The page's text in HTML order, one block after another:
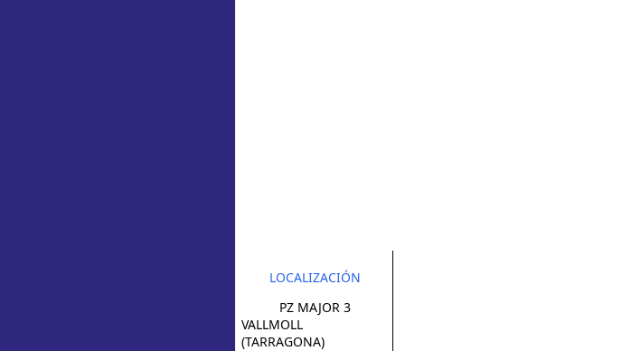
LOCALIZACIÓN
PZ MAJOR 3
VALLMOLL
(TARRAGONA)